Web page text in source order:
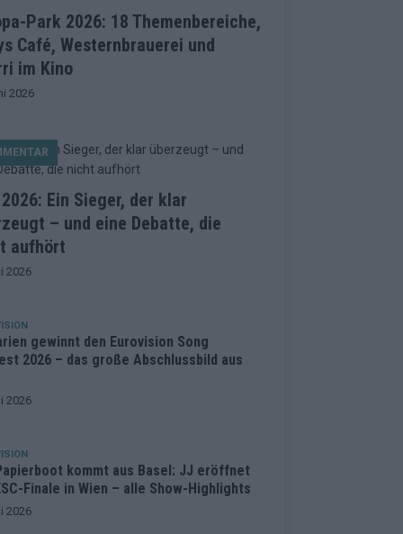
Park 2026: 18 Themenbereiche,
Café, Westernbrauerei und
im Kino
2026
2026: Ein Sieger, der klar
– und eine Debatte, die
aufhört
2026
gewinnt den Eurovision Song
2026 – das große Abschlussbild aus
2026
kommt aus Basel: JJ eröffnet
Finale in Wien – alle Show-Highlights
2026